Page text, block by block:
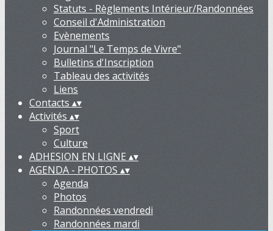
Statuts - Règlements Intérieur/Randonnées
Conseil d'Administration
Evènements
Journal "Le Temps de Vivre"
Bulletins d'Inscription
Tableau des activités
Liens
Contacts ▴▾
Activités ▴▾
Sport
Culture
ADHESION EN LIGNE▴▾
AGENDA - PHOTOS ▴▾
Agenda
Photos
Randonnées vendredi
Randonnées mardi